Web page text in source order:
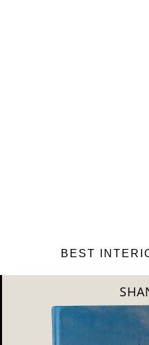
BEST
NEW